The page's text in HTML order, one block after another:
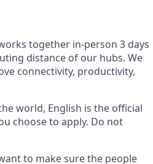
together in-person 3 days
distance of our hubs. We
connectivity, productivity,
world, English is the official
choose to apply. Do not
to make sure the people